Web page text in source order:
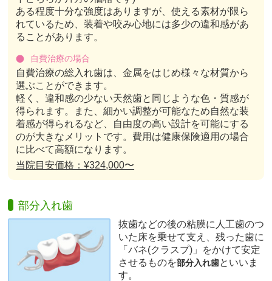
ある程度十分な強度はありますが、使える素材が限ら
れているため、装着や咬み心地には多少の違和感があ
ることがあります。
自費治療の場合
自費治療の総入れ歯は、金属をはじめ様々な材質から
選ぶことができます。
軽く、違和感の少ない天然歯と同じような色・質感が
得られます。また、細かい調整が可能なため自然な装
着感が得られるなど、自由度の高い設計を可能にする
のが大きなメリットです。費用は健康保険適用の場合
に比べて高額になります。
当院目安価格：¥324,000〜
部分入れ歯
抜歯などの後の粘膜に人工歯のつ
いた床を乗せて支え、残った歯に
「バネ(クラスプ)」をかけて安定
させるものを部分入れ歯といいま
す。